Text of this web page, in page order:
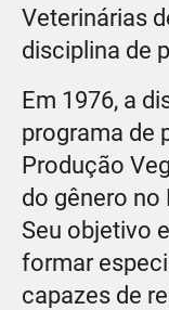
Veterinárias
disciplina de
Em 1976, a
programa de
Produção
do gênero no
Seu objetivo
formar
capazes de